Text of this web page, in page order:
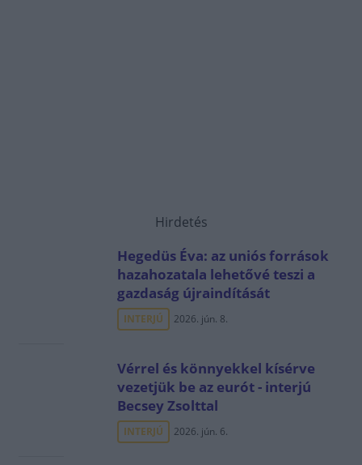
Hirdetés
Hegedüs Éva: az uniós források
hazahozatala lehetővé teszi a
gazdaság újraindítását
INTERJÚ 2026. jún. 8.
Vérrel és könnyekkel kísérve
vezetjük be az eurót - interjú
Becsey Zsolttal
INTERJÚ 2026. jún. 6.